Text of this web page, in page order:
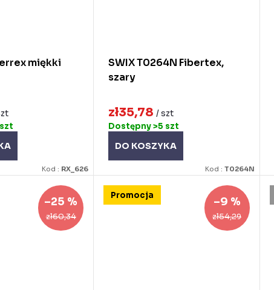
miękki
Kod : RX_626
SWIX T0264N Fibertex,
szary
zł35,78/ szt
Dostępny>5 szt
DO KOSZYKA
Kod : T0264N
zł60,34
–25 % Promocja
zł54,29
–9 %